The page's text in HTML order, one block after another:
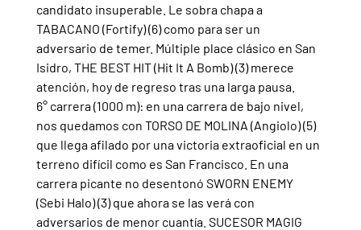
candidato insuperable. Le sobra chapa a
TABACANO (Fortify) (6) como para ser un
adversario de temer. Múltiple place clásico en San
Isidro, THE BEST HIT (Hit It A Bomb) (3) merece
atención, hoy de regreso tras una larga pausa.
6° carrera (1000 m): en una carrera de bajo nivel,
nos quedamos con TORSO DE MOLINA (Angiolo) (5)
que llega afilado por una victoria extraoficial en un
terreno difícil como es San Francisco. En una
carrera picante no desentonó SWORN ENEMY
(Sebi Halo) (3) que ahora se las verá con
adversarios de menor cuantía. SUCESOR MAGIG